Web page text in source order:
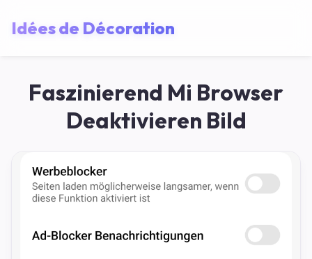
Idées de Décoration
Faszinierend Mi Browser
Deaktivieren Bild